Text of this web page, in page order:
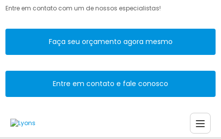
Entre em contato com um de nossos especialistas!
Faça seu orçamento agora mesmo
Entre em contato e fale conosco